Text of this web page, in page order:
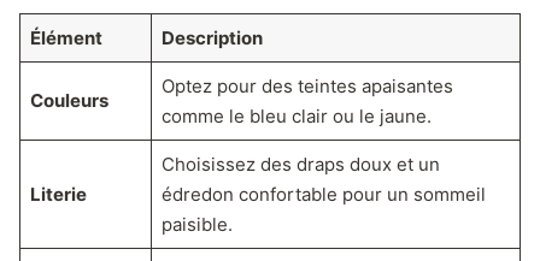
Élément Description
Couleurs
Optez pour des teintes apaisantes
comme le bleu clair ou le jaune.
Literie
Choisissez des draps doux et un
édredon confortable pour un sommeil
paisible.